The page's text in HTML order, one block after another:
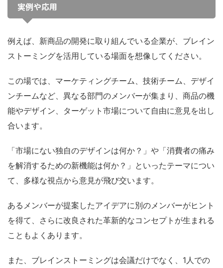
実例や応用
例えば、新商品の開発に取り組んでいる企業が、ブレイン
ストーミングを活用している場面を想像してください。
この場では、マーケティングチーム、技術チーム、デザイ
ンチームなど、異なる部門のメンバーが集まり、商品の機
能やデザイン、ターゲット市場について自由に意見を出し
合います。
「市場にない独自のデザインは何か？」や「消費者の痛み
を解消するための新機能は何か？」といったテーマについ
て、多様な視点から意見が飛び交います。
あるメンバーが提案したアイデアに別のメンバーがヒント
を得て、さらに改良された革新的なコンセプトが生まれる
こともよくあります。
また、ブレインストーミングは会議だけでなく、1人での